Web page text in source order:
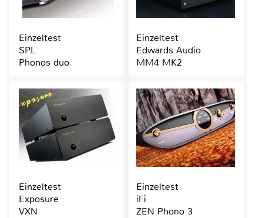
Einzeltest
SPL
Phonos duo
Einzeltest
Edwards Audio
MM4 MK2
Einzeltest
Exposure
VXN
Einzeltest
iFi
ZEN Phono 3